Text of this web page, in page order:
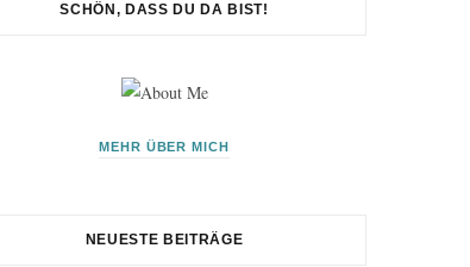
SCHÖN, DASS DU DA BIST!
MEHR ÜBER MICH
NEUESTE BEITRÄGE